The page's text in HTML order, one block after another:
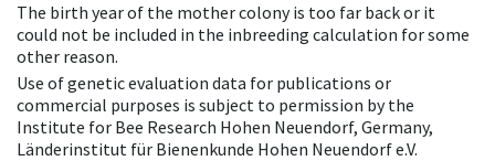
The birth year of the mother colony is too far back or it
could not be included in the inbreeding calculation for some
other reason.
Use of genetic evaluation data for publications or
commercial purposes is subject to permission by the
Institute for Bee Research Hohen Neuendorf, Germany,
Länderinstitut für Bienenkunde Hohen Neuendorf e.V.